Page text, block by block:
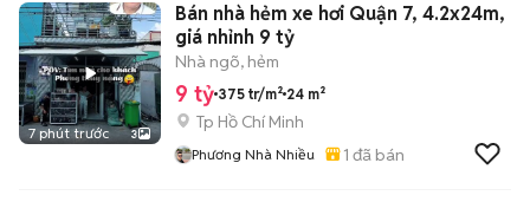
7 phút trước 3
Bán nhà hẻm xe hơi Quận 7, 4.2x24m,
giá nhỉnh 9 tỷ
Nhà ngõ, hẻm
9 tỷ 375 tr/m² 24 m²
Tp Hồ Chí Minh
Phương Nhà Nhiều 1 đã bán